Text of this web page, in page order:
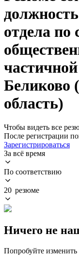
отдела по
Беликово
область)
Чтобы видеть все
После регистрации
Зарегистрироваться
За всё время
По соответствию
20 резюме
Ничего не
Попробуйте